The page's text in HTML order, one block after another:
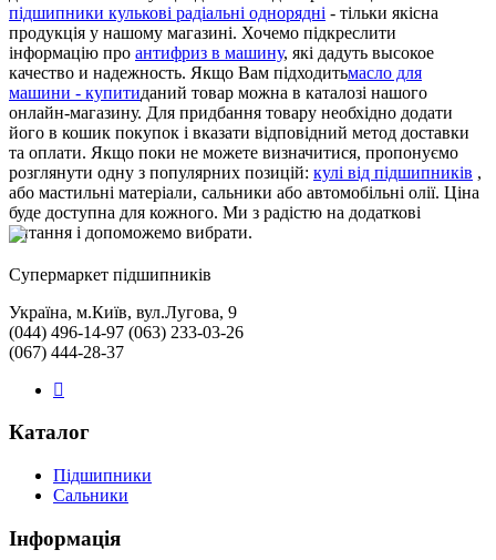
підшипники кулькові радіальні однорядні - тільки якісна
продукція у нашому магазині. Хочемо підкреслити
інформацію про антифриз в машину, які дадуть высокое
качество и надежность. Якщо Вам підходитьмасло для
машини - купитиданий товар можна в каталозі нашого
онлайн-магазину. Для придбання товару необхідно додати
його в кошик покупок і вказати відповідний метод доставки
та оплати. Якщо поки не можете визначитися, пропонуємо
розглянути одну з популярних позицій: кулі від підшипників ,
або мастильні матеріали, сальники або автомобільні олії. Ціна
буде доступна для кожного. Ми з радістю на додаткові
питання і допоможемо вибрати.
Cупермаркет підшипників
Україна, м.Київ, вул.Лугова, 9
(044) 496-14-97 (063) 233-03-26
(067) 444-28-37
Каталог
Підшипники
Сальники
Інформація